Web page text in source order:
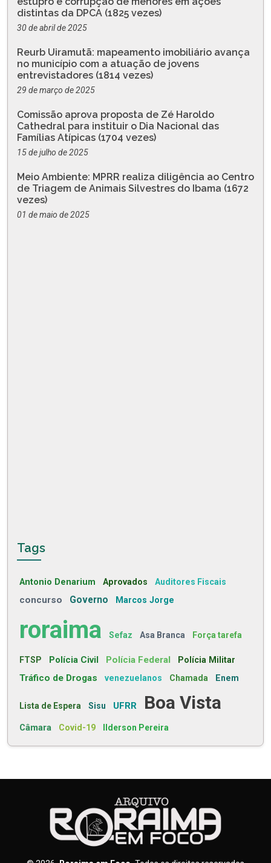
distintas da DPCA (1825 vezes)
30 de abril de 2025
Reurb Uiramutã: mapeamento imobiliário avança
no município com a atuação de jovens
entrevistadores (1814 vezes)
29 de março de 2025
Comissão aprova proposta de Zé Haroldo
Cathedral para instituir o Dia Nacional das
Famílias Atípicas (1704 vezes)
15 de julho de 2025
Meio Ambiente: MPRR realiza diligência ao Centro
de Triagem de Animais Silvestres do Ibama (1672
vezes)
01 de maio de 2025
Tags
Antonio Denarium Aprovados Auditores Fiscais
concurso Governo Marcos Jorge
roraima Sefaz Asa Branca Força tarefa
FTSP Polícia Civil Polícia Federal Polícia Militar
Tráfico de Drogas venezuelanos Chamada Enem
Lista de Espera Sisu UFRR Boa Vista
Câmara Covid-19 Ilderson Pereira